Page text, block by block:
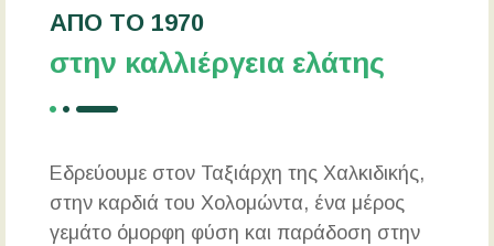
ΑΠΟ ΤΟ 1970
στην καλλιέργεια ελάτης
Εδρεύουμε στον Ταξιάρχη της Χαλκιδικής,
στην καρδιά του Χολομώντα, ένα μέρος
γεμάτο όμορφη φύση και παράδοση στην